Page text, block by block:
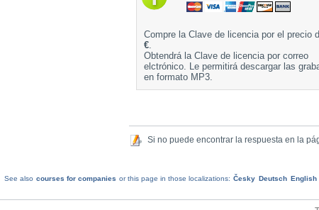
Compre la Clave de licencia por el precio
€.
Obtendrá la Clave de licencia por correo
elctrónico. Le permitirá descargar las
en formato MP3.
Si no puede encontrar la respuesta en la
See also courses for companies or this page in those localizations: Česky Deutsch English